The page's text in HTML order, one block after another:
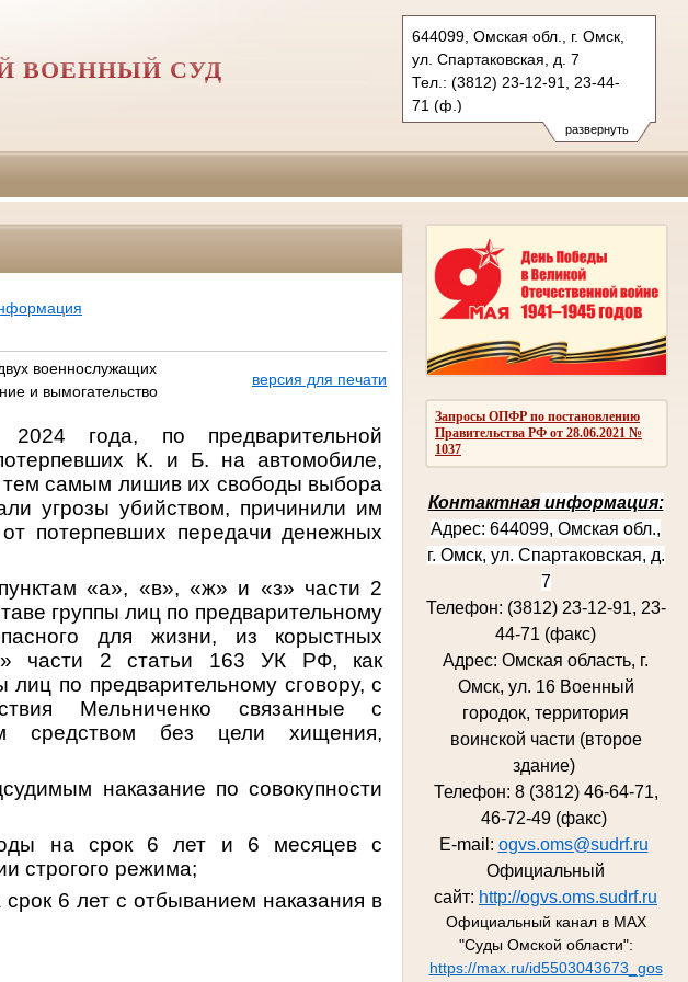
развернуть
644099, Омская обл., г. Омск,
ул. Спартаковская, д. 7
Тел.: (3812) 23-12-91, 23-44-
71 (ф.)
ogvs.oms@sudrf.ru
схема проезда
ВОЕННЫЙ СУД
Запросы ОПФР по постановлению
Правительства РФ от 28.06.2021 №
1037
Контактнаяинформация:
Адрес: 644099, Омская обл.,
г. Омск, ул. Спартаковская, д.
7
Телефон: (3812) 23-12-91, 23-
44-71 (факс)
Адрес: Омская область, г.
Омск, ул. 16 Военный
городок, территория
воинской части (второе
здание)
Телефон: 8 (3812) 46-64-71,
46-72-49 (факс)
E-mail: ogvs.oms@sudrf.ru
Официальный
сайт: http://ogvs.oms.sudrf.ru
Официальный канал в MAX
"Суды Омской области":
https://max.ru/id5503043673_gos
военнослужащих
и вымогательство
версия для печати
2024 года,
по предварительной
К. и Б. на автомобиле,
самым лишив их свободы выбора
угрозы убийством, причинили им
потерпевших передачи денежных
«а», «в», «ж» и «з» части 2
группы лиц по предварительному
для жизни, из корыстных
части 2 статьи 163 УК РФ, как
по предварительному сговору, с
Мельниченко связанные с
средством без цели хищения,
наказание по совокупности
на срок 6 лет и 6 месяцев с
строгого режима;
6 лет с отбыванием наказания в